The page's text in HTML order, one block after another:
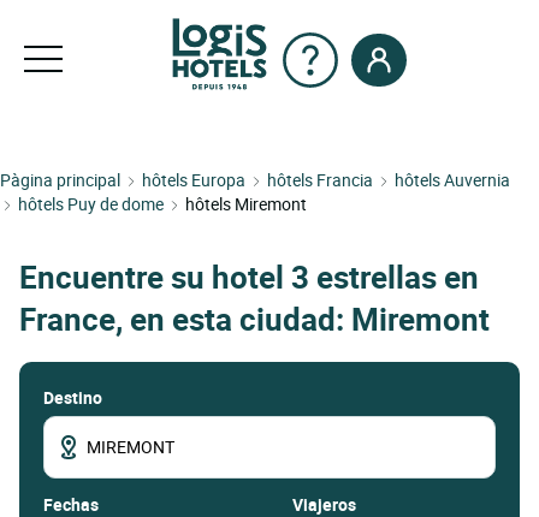
Pàgina principal hôtels Europa hôtels Francia
hôtels Auvernia
hôtels Puy de dome
hôtels Miremont
Encuentre su hotel 3 estrellas en
France, en esta ciudad: Miremont
Destino
fechas Viajeros